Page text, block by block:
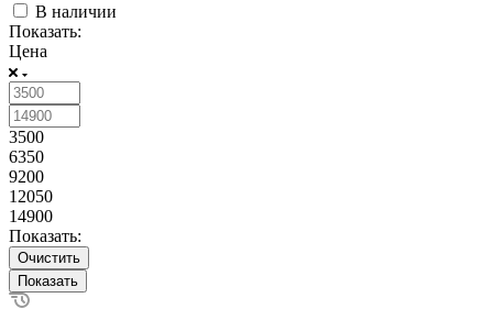
В наличии
Показать:
Цена
3500
6350
9200
12050
14900
Показать:
Очистить